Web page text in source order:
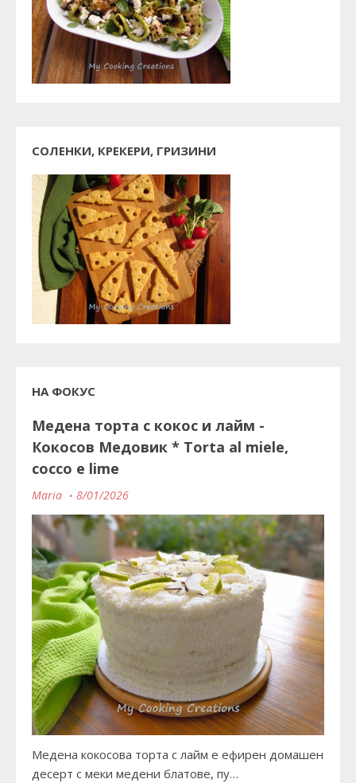
СОЛЕНКИ, КРЕКЕРИ, ГРИЗИНИ
НА ФОКУС
Медена торта с кокос и лайм -
Кокосов Медовик * Torta al miele,
cocco e lime
Maria 8/01/2026
Медена кокосова торта с лайм е ефирен домашен
десерт с меки медени блатове, пу…